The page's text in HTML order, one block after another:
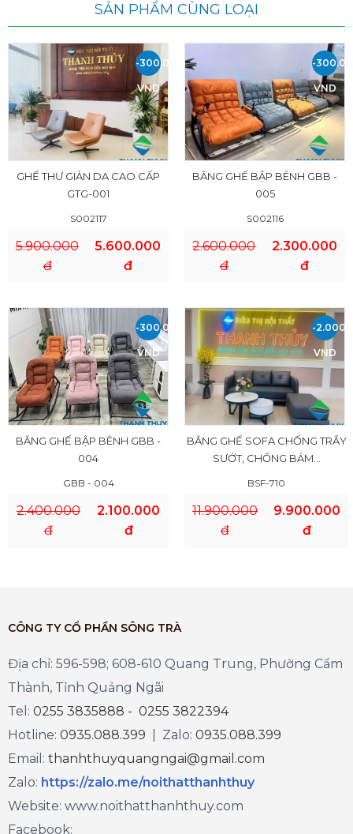
SẢN PHẨM CÙNG LOẠI
-300.000
VND
GHẾ THƯ GIẢN DA CAO CẤP
GTG-001
S002117
5.900.000
đ
5.600.000
đ
-
VND
BĂNG GHẾ BẬP BÊNH GBB -
005
S002116
2.600.000
đ
2.300.000
đ
-300.000
VND
BĂNG GHẾ BẬP BÊNH GBB -
004
GBB - 004
2.400.000
đ
2.100.000
đ
-
VND
BĂNG GHẾ SOFA CHỐNG TRẦY
SƯỚT, CHỐNG BÁM...
BSF-710
11.900.000
đ
9.900.000
đ
CÔNG TY CỔ PHẦN SÔNG TRÀ
Địa chỉ: 596-598; 608-610 Quang Trung, Phường Cẩm
Thành, Tỉnh Quảng Ngãi
Tel: 0255 3835888 - 0255 3822394
Hotline: 0935.088.399 | Zalo: 0935.088.399
Email: thanhthuyquangngai@gmail.com
Zalo: https://zalo.me/noithatthanhthuy
Website: www.noithatthanhthuy.com
Facebook: